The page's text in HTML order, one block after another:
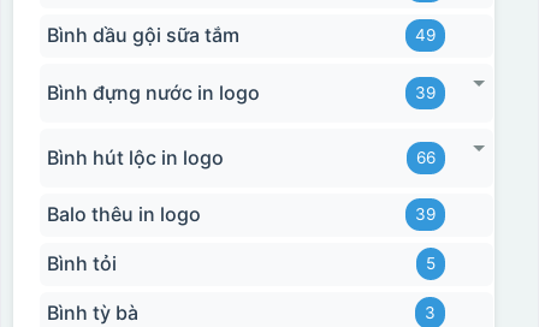
Bình dầu gội sữa tắm 49
Bình đựng nước in logo 39
Bình hút lộc in logo 66
Balo thêu in logo 39
Bình tỏi 5
Bình tỳ bà 3